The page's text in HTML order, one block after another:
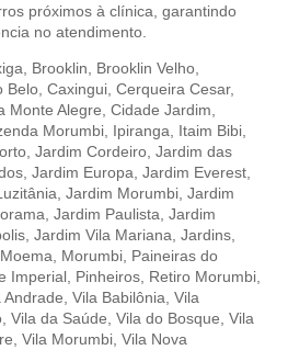
próximos à clínica, garantindo
no atendimento.
Brooklin, Brooklin Velho,
Belo, Caxingui, Cerqueira Cesar,
Monte Alegre, Cidade Jardim,
Morumbi, Ipiranga, Itaim Bibi,
Jardim Cordeiro, Jardim das
Jardim Europa, Jardim Everest,
Jardim Morumbi, Jardim
Jardim Paulista, Jardim
Jardim Vila Mariana, Jardins,
Moema, Morumbi, Paineiras do
Imperial, Pinheiros, Retiro Morumbi,
Andrade, Vila Babilônia, Vila
Vila da Saúde, Vila do Bosque, Vila
Vila Morumbi, Vila Nova